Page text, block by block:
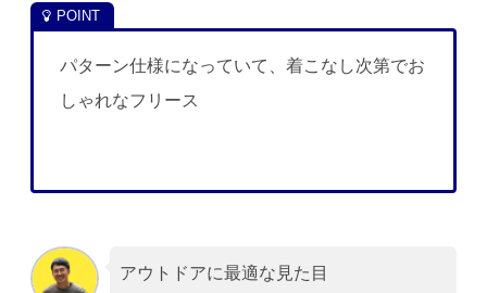
パターン仕様になっていて、着こなし次第でお
しゃれなフリース
アウトドアに最適な見た目